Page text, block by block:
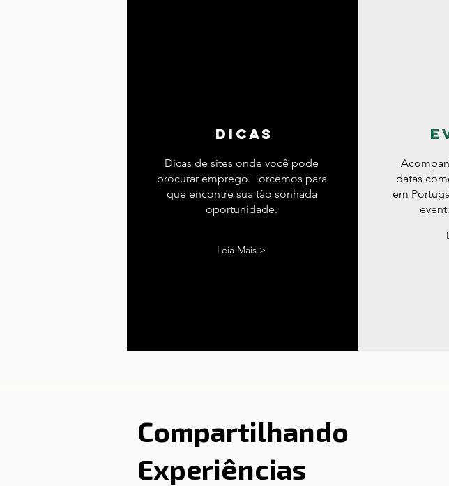
dicas
Dicas de sites onde você pode
procurar emprego. Torcemos para
que encontre sua tão sonhada
oportunidade.
Leia Mais >
datas
em
Compartilhando
Experiências